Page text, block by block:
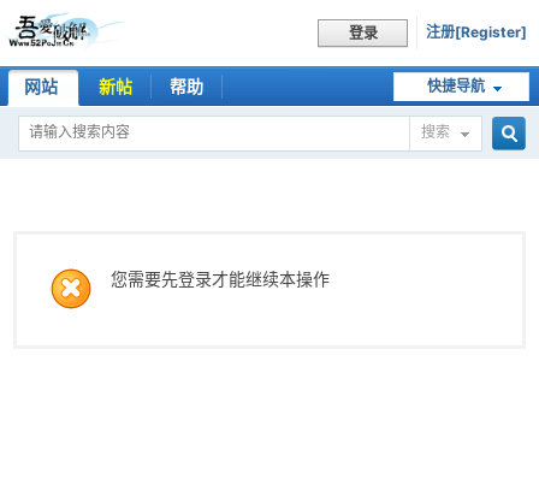
登录 注册[Register]
快捷导航
网站 新帖 帮助
搜索
您需要先登录才能继续本操作